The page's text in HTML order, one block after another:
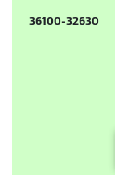
36100-32630